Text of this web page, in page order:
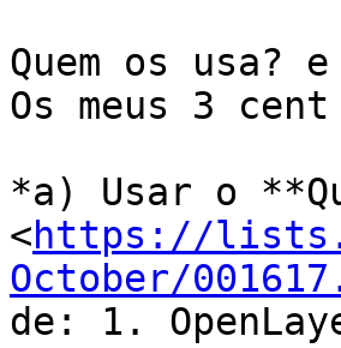
Quem os usa?
Os meus 3
*a) Usar o
<https://
October/
de: 1.